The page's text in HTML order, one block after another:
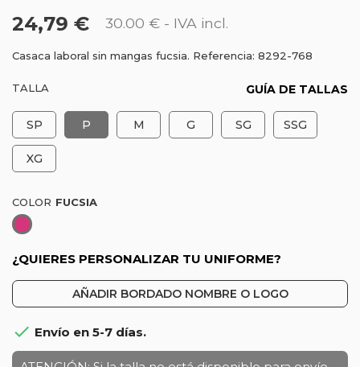
24,79 € 30.00 € - IVA incl.
Casaca laboral sin mangas fucsia. Referencia: 8292-768
TALLA GUÍA DE TALLAS
SP P M G SG SSG
XG
COLOR
Fucsia
¿QUIERES PERSONALIZAR TU UNIFORME?
AÑADIR BORDADO NOMBRE O LOGO
 Envío en 5-7 días.